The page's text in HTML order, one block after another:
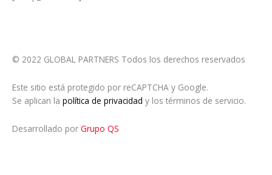
© 2022 GLOBAL PARTNERS Todos los derechos reservados
Este sitio está protegido por reCAPTCHA y Google.
Se aplican la política de privacidad y los términos de servicio.
Desarrollado por Grupo QS